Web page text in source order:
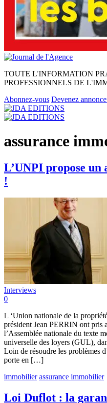
TOUTE L'INFORMATION
PROFESSIONNELS DE
Abonnez-vous Devenez
assurance
L’UNPI propose
!
Interviews
0
L ‘Union nationale de la
président Jean PERRIN ont pris
l’Assemblée nationale du texte
universelle des loyers (GUL),
Loin de résoudre les problèmes
porte en […]
immobilier assurance immobilier
Loi Duflot : la